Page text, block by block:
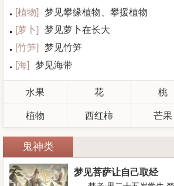
[植物]
梦见攀缘植物、攀援植物
[萝卜]
梦见萝卜在长大
[竹笋]
梦见竹笋
[海] 梦见海带
水果 花 桃
植物 西红柿 芒果
鬼神类
梦见菩萨让自己取经